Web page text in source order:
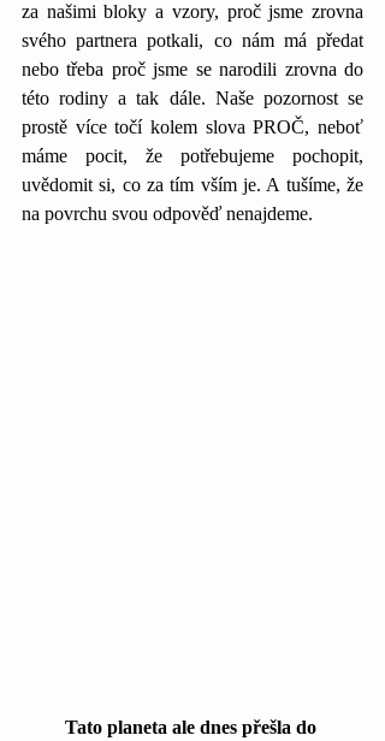
za našimi bloky a vzory, proč jsme zrovna
svého partnera potkali, co nám má předat
nebo třeba proč jsme se narodili zrovna do
této rodiny a tak dále. Naše pozornost se
prostě více točí kolem slova PROČ, neboť
máme pocit, že potřebujeme pochopit,
uvědomit si, co za tím vším je. A tušíme, že
na povrchu svou odpověď nenajdeme.
Tato planeta ale dnes přešla do